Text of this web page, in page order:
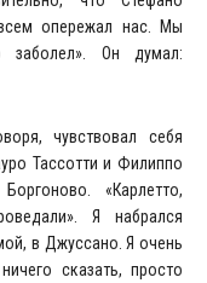
опережал нас. Мы
заболел». Он думал:
чувствовал себя
Тассотти и Филиппо
«Карлетто,
Я набрался
в Джуссано. Я очень
сказать, просто